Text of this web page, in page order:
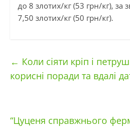
до 8 злотих/кг (53 грн/кг), за
7,50 злотих/кг (50 грн/кг).
← Коли сіяти кріп і
корисні поради та вдалі
“Цуценя справжнього